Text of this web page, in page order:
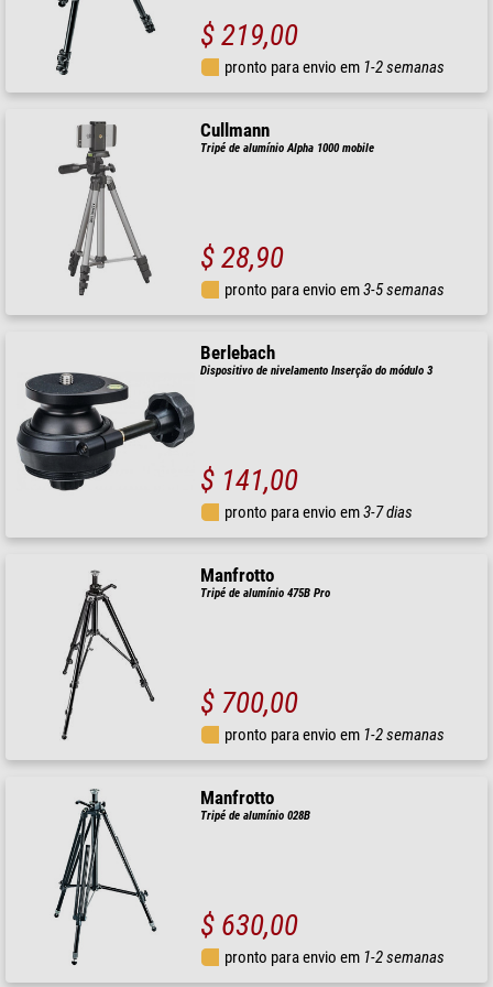
$ 219,00
pronto para envio em 1-2 semanas
Cullmann
Tripé de alumínio Alpha 1000 mobile
$ 28,90
pronto para envio em3-5 semanas
Berlebach
Dispositivo de nivelamento Inserção do módulo 3
$ 141,00
pronto para envio em3-7 dias
Manfrotto
Tripé de alumínio 475B Pro
$ 700,00
pronto para envio em 1-2 semanas
Manfrotto
Tripé de alumínio 028B
$ 630,00
pronto para envio em 1-2 semanas